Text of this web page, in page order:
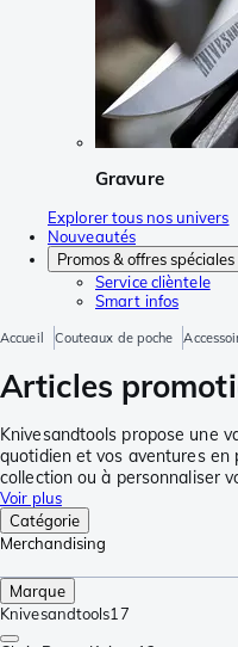
Gravure
Explorer tous nos univers
Nouveautés
Promos & offres spéciales
Service clièntele
Smart infos
Accueil Couteaux de poche
Articles
Knivesandtools propose une
quotidien et vos aventures en
collection ou à personnaliser
Voir plus
Catégorie
Merchandising
Marque
Knivesandtools17